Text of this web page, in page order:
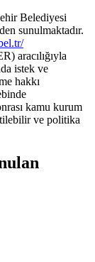
Belediyesi
sunulmaktadır.
aracılığıyla
istek ve
hakkı
kamu kurum
ve politika